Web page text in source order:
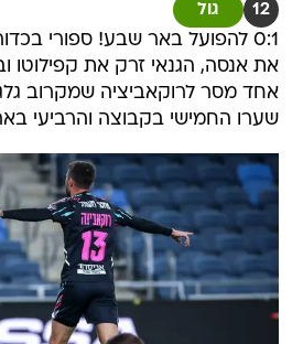
12 גול
0:1 להפועל באר שבע! ספורי
את אנסה, הגנאי זרק את קפילוטו
אחד מסר לרוקאביציה שמקרוב
שערו החמישי בקבוצה והרביעי